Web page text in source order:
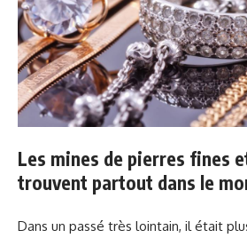
Les mines de pierres fines
trouvent partout dans le
Dans un passé très lointain, il était